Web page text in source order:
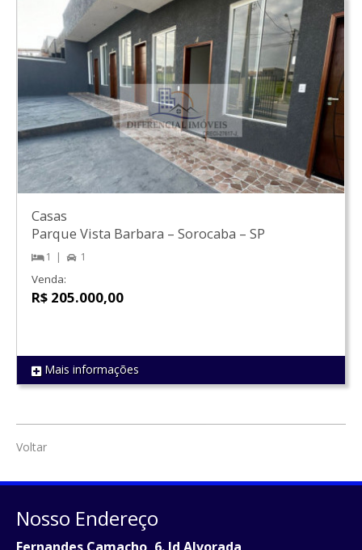
REF 1570
Casas
Parque Vista Barbara – Sorocaba – SP
1 1
Venda:
R$ 205.000,00
Mais informações
Voltar
Nosso Endereço